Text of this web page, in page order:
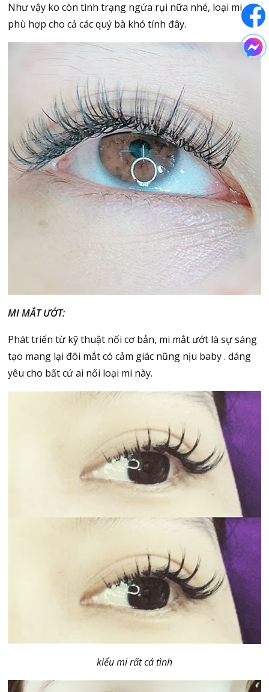
Như vậy ko còn tình trạng ngứa rụi nữa nhé, loại mi
phù hợp cho cả các quý bà khó tính đây.
MI MẮT ƯỚT:
Phát triển từ kỹ thuật nối cơ bản, mi mắt ướt là sự sáng
tạo mang lại đôi mắt có cảm giác nũng nịu baby . dáng
yêu cho bất cứ ai nối loại mi này.
kiểu mi rất cá tình